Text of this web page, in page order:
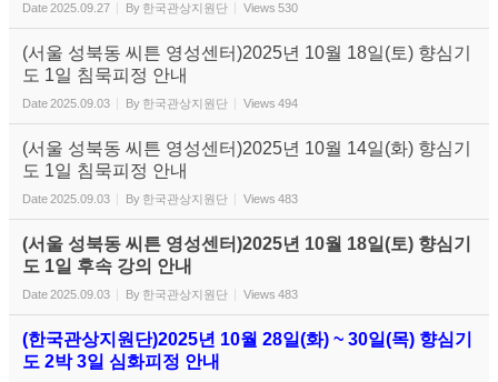
Date2025.09.27 By 한국관상지원단 Views 530
(서울 성북동 씨튼 영성센터)2025년 10월 18일(토) 향심기
도 1일 침묵피정 안내
Date2025.09.03 By 한국관상지원단 Views 494
(서울 성북동 씨튼 영성센터)2025년 10월 14일(화) 향심기
도 1일 침묵피정 안내
Date2025.09.03 By 한국관상지원단 Views 483
(서울 성북동 씨튼 영성센터)2025년 10월 18일(토) 향심기
도 1일 후속 강의 안내
Date2025.09.03 By 한국관상지원단 Views 483
(한국관상지원단)2025년 10월 28일(화) ~ 30일(목) 향심기
도 2박 3일 심화피정 안내